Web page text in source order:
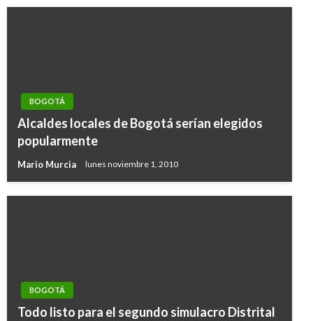
BOGOTÁ
Alcaldes locales de Bogotá serían elegidos
popularmente
Mario Murcia lunes noviembre 1, 2010
BOGOTÁ
Todo listo para el segundo simulacro Distrital